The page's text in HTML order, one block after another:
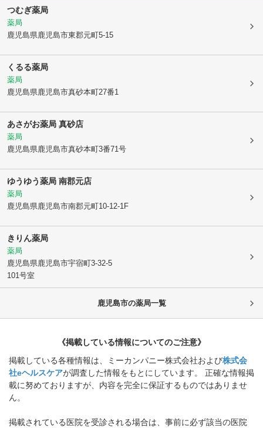
つむぎ薬局
薬局
鹿児島県鹿児島市東郡元町5-15
くるる薬局
薬局
鹿児島県鹿児島市真砂本町27番1
あさがお薬局 真砂店
薬局
鹿児島県鹿児島市真砂本町3番71号
ゆうゆう薬局 南郡元店
薬局
鹿児島県鹿児島市南郡元町10-12-1F
きりん薬局
薬局
鹿児島県鹿児島市宇宿町3-32-5
101号室
鹿児島市の薬局一覧
《掲載している情報についてのご注意》
掲載している各種情報は、ミーカンパニー株式会社および株式会
社eヘルスケアが調査した情報をもとにしています。 正確な情報掲
載に努めておりますが、内容を完全に保証するものではありませ
ん。
掲載されている医院を受診される場合は、事前に必ず該当の医院